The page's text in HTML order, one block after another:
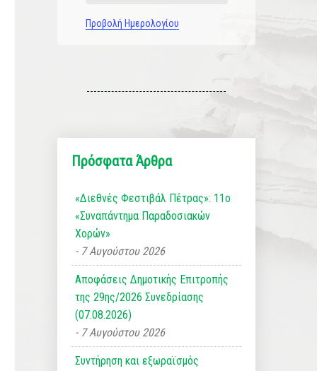
Προβολή Ημερολογίου
Πρόσφατα Άρθρα
«Διεθνές Φεστιβάλ Πέτρας»: 11ο
«Συναπάντημα Παραδοσιακών
Χορών»
7 Αυγούστου 2026
Αποφάσεις Δημοτικής Επιτροπής
της 29ης/2026 Συνεδρίασης
(07.08.2026)
7 Αυγούστου 2026
Συντήρηση και εξωραϊσμός